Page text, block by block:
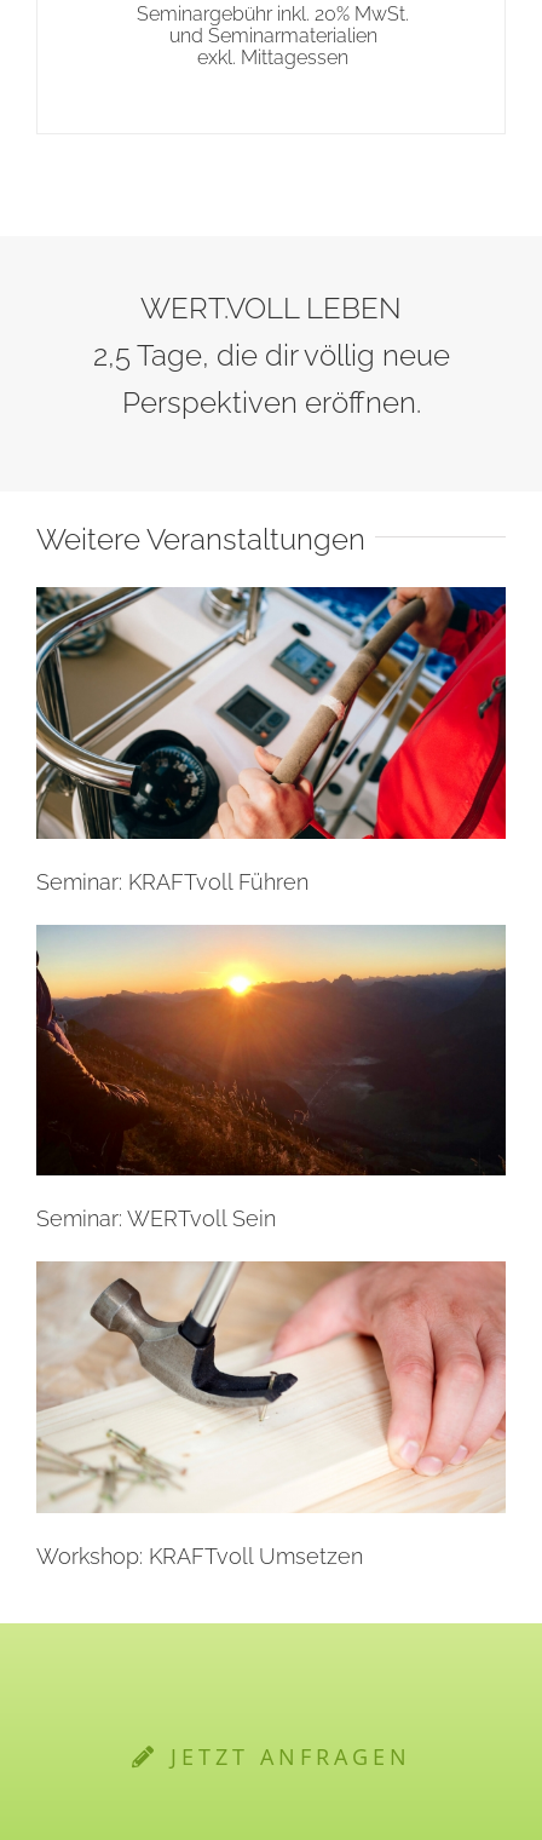
Seminargebühr inkl. 20% MwSt.
und Seminarmaterialien
exkl. Mittagessen
WERT.VOLL LEBEN
2,5 Tage, die dir völlig neue
Perspektiven eröffnen.
Weitere Veranstaltungen
Seminar: KRAFTvoll Führen
Seminar: WERTvoll Sein
Workshop: KRAFTvoll Umsetzen
JETZT ANFRAGEN